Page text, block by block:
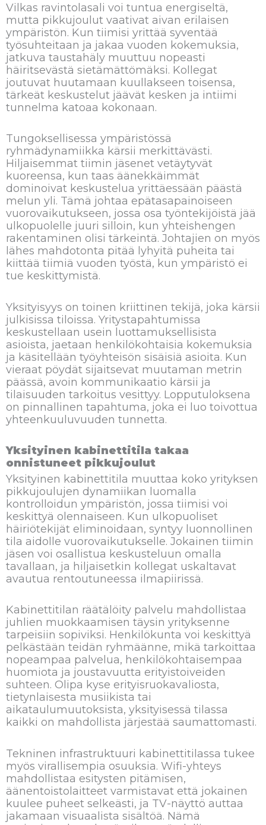
Vilkas ravintolasali voi tuntua energiseltä,
mutta pikkujoulut vaativat aivan erilaisen
ympäristön. Kun tiimisi yrittää syventää
työsuhteitaan ja jakaa vuoden kokemuksia,
jatkuva taustahäly muuttuu nopeasti
häiritsevästä sietämättömäksi. Kollegat
joutuvat huutamaan kuullakseen toisensa,
tärkeät keskustelut jäävät kesken ja intiimi
tunnelma katoaa kokonaan.
Tungoksellisessa ympäristössä
ryhmädynamiikka kärsii merkittävästi.
Hiljaisemmat tiimin jäsenet vetäytyvät
kuoreensa, kun taas äänekkäimmät
dominoivat keskustelua yrittäessään päästä
melun yli. Tämä johtaa epätasapainoiseen
vuorovaikutukseen, jossa osa työntekijöistä jää
ulkopuolelle juuri silloin, kun yhteishengen
rakentaminen olisi tärkeintä. Johtajien on myös
lähes mahdotonta pitää lyhyitä puheita tai
kiittää tiimiä vuoden työstä, kun ympäristö ei
tue keskittymistä.
Yksityisyys on toinen kriittinen tekijä, joka kärsii
julkisissa tiloissa. Yritystapahtumissa
keskustellaan usein luottamuksellisista
asioista, jaetaan henkilökohtaisia kokemuksia
ja käsitellään työyhteisön sisäisiä asioita. Kun
vieraat pöydät sijaitsevat muutaman metrin
päässä, avoin kommunikaatio kärsii ja
tilaisuuden tarkoitus vesittyy. Lopputuloksena
on pinnallinen tapahtuma, joka ei luo toivottua
yhteenkuuluvuuden tunnetta.
Yksityinen kabinettitila takaa
onnistuneet pikkujoulut
Yksityinen kabinettitila muuttaa koko yrityksen
pikkujoulujen dynamiikan luomalla
kontrolloidun ympäristön, jossa tiimisi voi
keskittyä olennaiseen. Kun ulkopuoliset
häiriötekijät eliminoidaan, syntyy luonnollinen
tila aidolle vuorovaikutukselle. Jokainen tiimin
jäsen voi osallistua keskusteluun omalla
tavallaan, ja hiljaisetkin kollegat uskaltavat
avautua rentoutuneessa ilmapiirissä.
Kabinettitilan räätälöity palvelu mahdollistaa
juhlien muokkaamisen täysin yrityksenne
tarpeisiin sopiviksi. Henkilökunta voi keskittyä
pelkästään teidän ryhmäänne, mikä tarkoittaa
nopeampaa palvelua, henkilökohtaisempaa
huomiota ja joustavuutta erityistoiveiden
suhteen. Olipa kyse erityisruokavaliosta,
tietynlaisesta musiikista tai
aikataulumuutoksista, yksityisessä tilassa
kaikki on mahdollista järjestää saumattomasti.
Tekninen infrastruktuuri kabinettitilassa tukee
myös virallisempia osuuksia. Wifi-yhteys
mahdollistaa esitysten pitämisen,
äänentoistolaitteet varmistavat että jokainen
kuulee puheet selkeästi, ja TV-näyttö auttaa
jakamaan visuaalista sisältöä. Nämä